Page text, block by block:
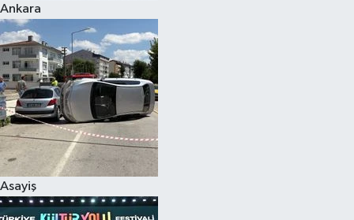
Ankara
Asayiş
Teknoloji
Televizyon
Yaşam-Çevre